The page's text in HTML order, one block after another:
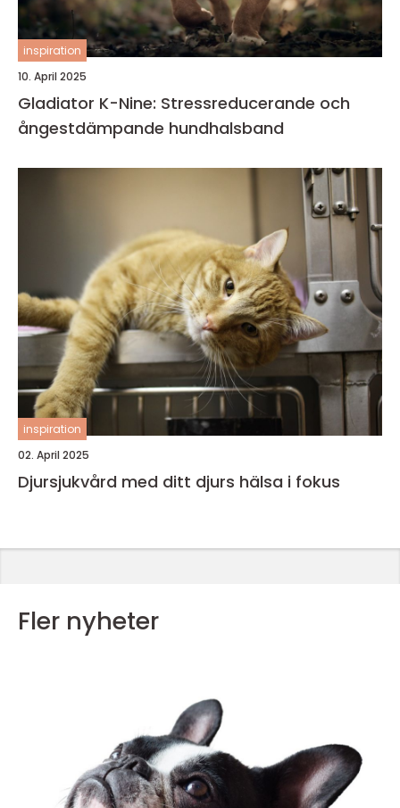
inspiration
10. April 2025
Gladiator K-Nine: Stressreducerande och
ångestdämpande hundhalsband
inspiration
02. April 2025
Djursjukvård med ditt djurs hälsa i fokus
Fler nyheter